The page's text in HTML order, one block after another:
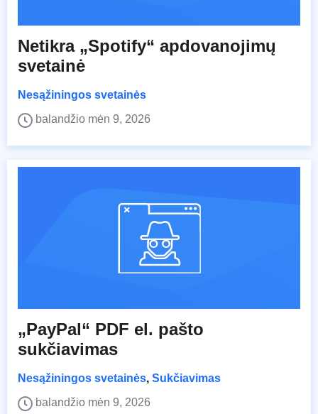
Netikra „Spotify“ apdovanojimų
svetainė
Nesąžiningos svetainės
balandžio mėn 9, 2026
„PayPal“ PDF el. pašto
sukčiavimas
Nesąžiningos svetainės, Sukčiavimas
balandžio mėn 9, 2026